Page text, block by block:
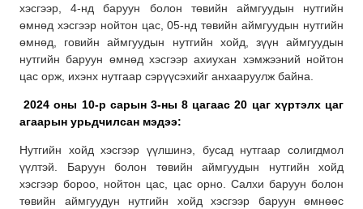
хэсгээр, 4-нд баруун болон төвийн аймгуудын нутгийн
өмнөд хэсгээр нойтон цас, 05-нд төвийн аймгуудын нутгийн
өмнөд, говийн аймгуудын нутгийн хойд, зүүн аймгуудын
нутгийн баруун өмнөд хэсгээр ахиухан хэмжээний нойтон
цас орж, ихэнх нутгаар сэрүүсэхийг анхааруулж байна.
2024 оны 10-р сарын 3-ны 8 цагаас 20 цаг хүртэлх цаг
агаарын урьдчилсан мэдээ:
Нутгийн хойд хэсгээр үүлшинэ, бусад нутгаар солигдмол
үүлтэй. Баруун болон төвийн аймгуудын нутгийн хойд
хэсгээр бороо, нойтон цас, цас орно. Салхи баруун болон
төвийн аймгуудун нутгийн хойд хэсгээр баруун өмнөөс